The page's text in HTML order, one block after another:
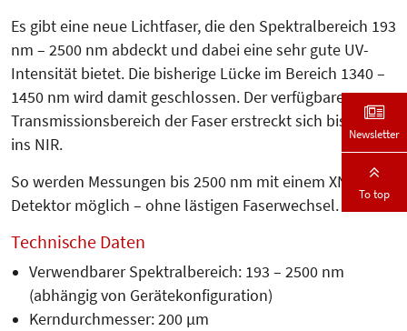
Es gibt eine neue Lichtfaser, die den Spektralbereich 193
nm – 2500 nm abdeckt und dabei eine sehr gute UV-
Intensität bietet. Die bisherige Lücke im Bereich 1340 –
1450 nm wird damit geschlossen. Der verfügbare
Transmissionsbereich der Faser erstreckt sich bis weit
ins NIR.
So werden Messungen bis 2500 nm mit einem XNIR-
Detektor möglich – ohne lästigen Faserwechsel.
Technische Daten
Verwendbarer Spektralbereich: 193 – 2500 nm
(abhängig von Gerätekonfiguration)
Kerndurchmesser: 200 µm
Newsletter
To top